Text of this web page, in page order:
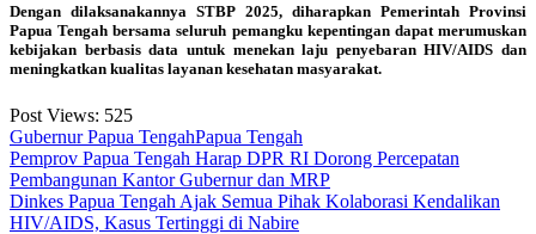
Dengan dilaksanakannya STBP 2025, diharapkan Pemerintah Provinsi
Papua Tengah bersama seluruh pemangku kepentingan dapat merumuskan
kebijakan berbasis data untuk menekan laju penyebaran HIV/AIDS dan
meningkatkan kualitas layanan kesehatan masyarakat.
Post Views: 525
Gubernur Papua TengahPapua Tengah
Post
navigation
Pemprov Papua Tengah Harap DPR RI Dorong Percepatan
Pembangunan Kantor Gubernur dan MRP
Dinkes Papua Tengah Ajak Semua Pihak Kolaborasi Kendalikan
HIV/AIDS, Kasus Tertinggi di Nabire